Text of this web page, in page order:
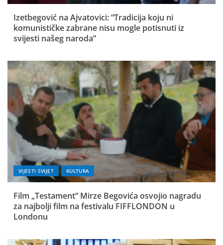
Izetbegović na Ajvatovici: “Tradicija koju ni
komunističke zabrane nisu mogle potisnuti iz
svijesti našeg naroda”
VIJESTI SVIJET KULTURA
Film „Testament“ Mirze Begovića osvojio nagradu
za najbolji film na festivalu FIFFLONDON u
Londonu